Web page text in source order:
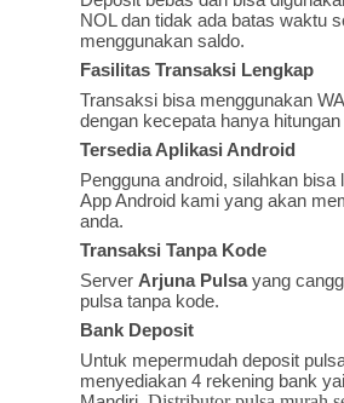
NOL dan tidak ada batas waktu
menggunakan saldo.
Fasilitas Transaksi Lengkap
Transaksi bisa menggunakan
dengan kecepata hanya hitungan
Tersedia Aplikasi Android
Pengguna android, silahkan bisa
App Android kami yang akan
anda.
Transaksi Tanpa Kode
Server Arjuna Pulsayang
pulsa tanpa kode.
Bank Deposit
Untuk mepermudah deposit
menyediakan 4 rekening bank